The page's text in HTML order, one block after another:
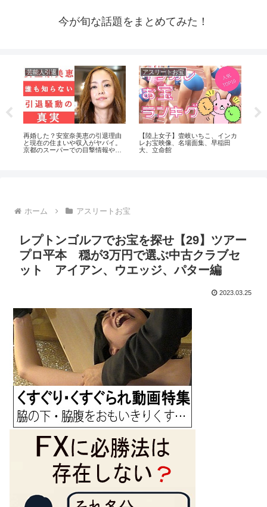
今が旬な話題をまとめてみた！
芸能人引退
再婚した？安室奈美恵の引退理由
と現在の住まいや収入がヤバイ。
京都のスーパーでの目撃情報や西
アスリートお宝
【陸上女子】壹岐いちこ、インカ
レお宝映像、名場面集、早稲田
大、立命館
ホーム アスリートお宝
レプトンゴルフでお宝を探せ【29】ツアー
プロ平本 穏が3万円で選ぶ中古クラブセ
ット アイアン、ウエッジ、パター編
2023.03.25